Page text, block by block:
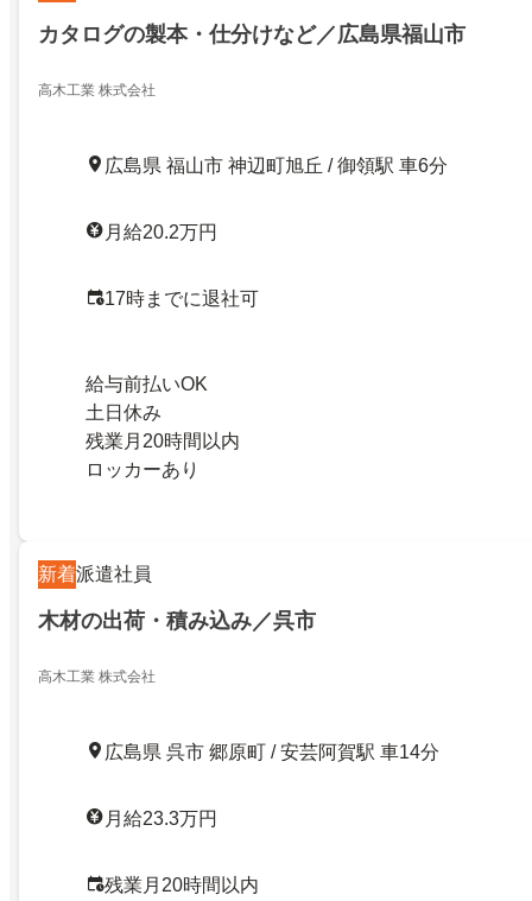
カタログの製本・仕分けなど／広島県福山市
高木工業 株式会社
広島県 福山市 神辺町旭丘 / 御領駅 車6分
月給20.2万円
17時までに退社可
給与前払いOK
土日休み
残業月20時間以内
ロッカーあり
新着派遣社員
木材の出荷・積み込み／呉市
高木工業 株式会社
広島県 呉市 郷原町 / 安芸阿賀駅 車14分
月給23.3万円
残業月20時間以内